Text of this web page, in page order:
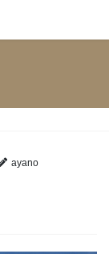
ayano